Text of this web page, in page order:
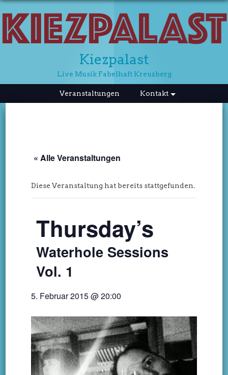
Kiezpalast
Live Musik Fabelhaft Kreuzberg
Veranstaltungen Kontakt
« Alle Veranstaltungen
Diese Veranstaltung hat bereits stattgefunden.
Thursday’s
Waterhole Sessions
Vol. 1
5. Februar 2015 @ 20:00